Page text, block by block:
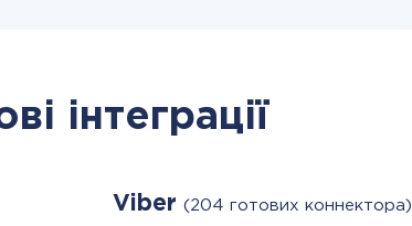
інтеграції
Viber (204 готових коннектора)